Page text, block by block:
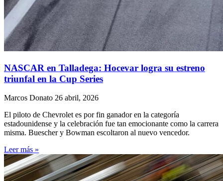
NASCAR en Talladega: Hocevar logra su estreno
triunfal en la Cup Series
Marcos Donato 26 abril, 2026
El piloto de Chevrolet es por fin ganador en la categoría
estadounidense y la celebración fue tan emocionante como la carrera
misma. Buescher y Bowman escoltaron al nuevo vencedor.
Leer más »